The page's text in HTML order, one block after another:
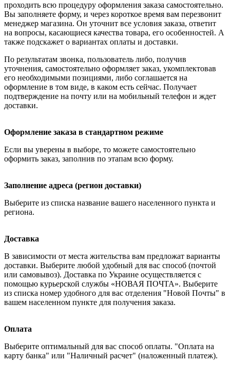
проходить всю процедуру оформления заказа самостоятельно.
Вы заполняете форму, и через короткое время вам перезвонит
менеджер магазина. Он уточнит все условия заказа, ответит
на вопросы, касающиеся качества товара, его особенностей. А
также подскажет о вариантах оплаты и доставки.
По результатам звонка, пользователь либо, получив
уточнения, самостоятельно оформляет заказ, укомплектовав
его необходимыми позициями, либо соглашается на
оформление в том виде, в каком есть сейчас. Получает
подтверждение на почту или на мобильный телефон и ждет
доставки.
Оформление заказа в стандартном режиме
Если вы уверены в выборе, то можете самостоятельно
оформить заказ, заполнив по этапам всю форму.
Заполнение адреса (регион доставки)
Выберите из списка название вашего населенного пункта и
региона.
Доставка
В зависимости от места жительства вам предложат варианты
доставки. Выберите любой удобный для вас способ (почтой
или самовывоз). Доставка по Украине осуществляется с
помощью курьерской службы «НОВАЯ ПОЧТА». Выберите
из списка номер удобного для вас отделения "Новой Почты" в
вашем населенном пункте для получения заказа.
Оплата
Выберите оптимальный для вас способ оплаты. "Оплата на
карту банка" или "Наличный расчет" (наложенный платеж).